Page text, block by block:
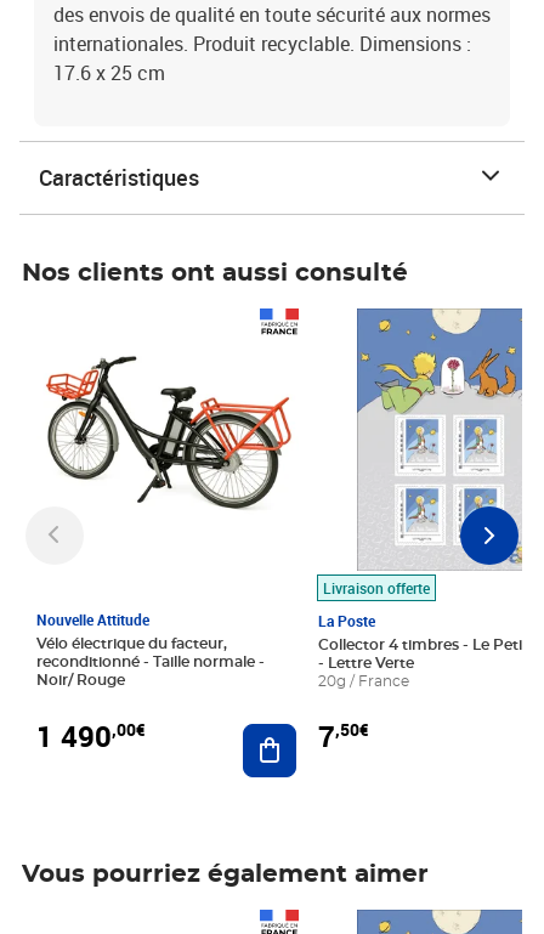
des envois de qualité en toute sécurité aux normes
internationales. Produit recyclable. Dimensions :
17.6 x 25 cm
Caractéristiques
Nos clients ont aussi consulté
Nouvelle Attitude
Vélo électrique du facteur,
reconditionné - Taille normale -
Noir/ Rouge
1 490,00€ Ajouter au panier
Livraison offerte
La Poste
Collector 4 timbres - Le Petit
- Lettre Verte
20g / France
7,50€
Prix 7,50€
Vous pourriez également aimer
Prix 7,50€